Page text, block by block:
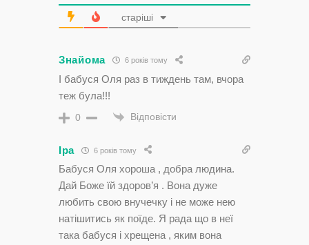
старіші
Знайома 6 років тому
І бабуся Оля раз в тиждень там, вчора
теж була!!!
0 Відповісти
Іра 6 років тому
Бабуся Оля хороша , добра людина.
Дай Боже їй здоров’я . Вона дуже
любить свою внучечку і не може нею
натішитись як поїде. Я рада що в неї
така бабуся і хрещена , яким вона